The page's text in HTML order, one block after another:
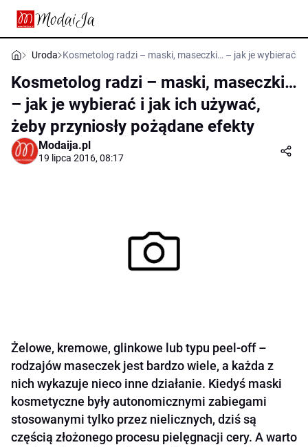
Uroda Kosmetolog radzi – maski, maseczki… – jak je wybierać i
Kosmetolog radzi – maski, maseczki…
– jak je wybierać i jak ich używać,
żeby przyniosły pożądane efekty
Modaija.pl
19 lipca 2016, 08:17
Żelowe, kremowe, glinkowe lub typu peel-off –
rodzajów maseczek jest bardzo wiele, a każda z
nich wykazuje nieco inne działanie. Kiedyś maski
kosmetyczne były autonomicznymi zabiegami
stosowanymi tylko przez nielicznych, dziś są
częścią złożonego procesu pielęgnacji cery. A warto